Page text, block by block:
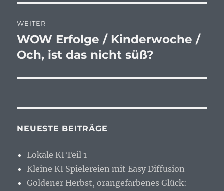
WEITER
Nächster
Beitrag:
WOW Erfolge / Kinderwoche /
Och, ist das nicht süß?
NEUESTE BEITRÄGE
Lokale KI Teil 1
Kleine KI Spielereien mit Easy Diffusion
Goldener Herbst, orangefarbenes Glück: